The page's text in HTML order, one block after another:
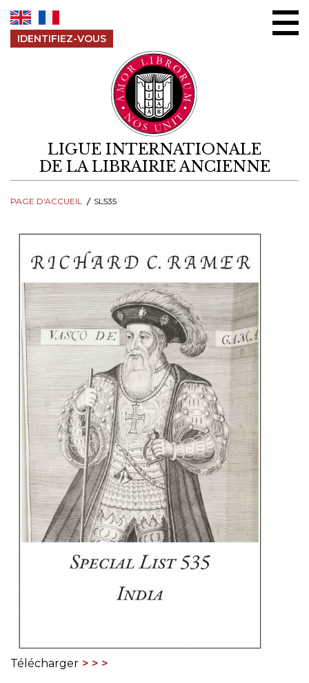
IDENTIFIEZ-VOUS
LIGUE INTERNATIONALE
DE LA LIBRAIRIE ANCIENNE
PAGE D'ACCUEIL SL535
Télécharger